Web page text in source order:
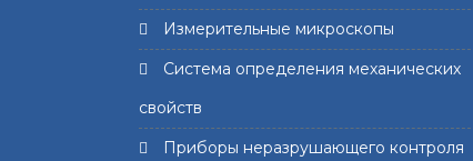
Измерительные микроскопы
Система определения механических
свойств
Приборы неразрушающего контроля